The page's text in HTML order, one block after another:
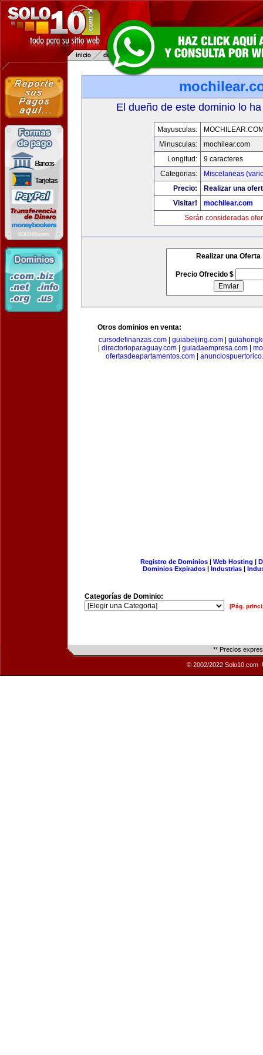
El dueño de este dominio lo
Mayusculas:
Minusculas:
mochilear.com
Longitud:
9 caracteres
Categorias:
Miscelaneas
Precio:
Realizar una
Visitar!
mochilear.com
Serán consideradas
Realizar una Oferta
Precio Ofrecido $
Otros dominios en venta:
cursodefinanzas.com| guiabeijing.com|
directorioparaguay.com| guiadaempresa.com|
ofertasdeapartamentos.com
Registro de Dominios| Web Hosting |
Dominios Expirados | Industrias |
Categorías de Dominio:
[Pág.
** Precios
© 2002/2022 Solo10.com